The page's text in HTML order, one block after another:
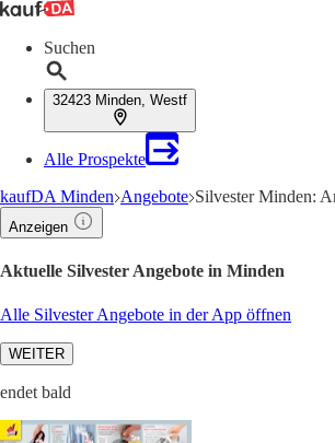
Suchen
32423 Minden, Westf
Alle Prospekte
kaufDA Minden Angebote Silvester Minden:
Anzeigen
Aktuelle Silvester Angebote in Minden
Alle Silvester Angebote in der App öffnen
WEITER
endet bald